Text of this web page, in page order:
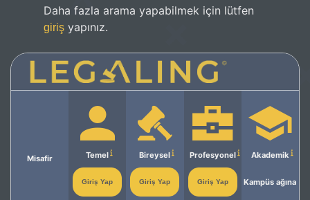
Daha fazla arama yapabilmek için lütfen
giriş yapınız.
Misafir Temel
Giriş Yap
Bireysel
Giriş Yap
Profesyonel
Giriş Yap
Akademik
Kampüs ağına